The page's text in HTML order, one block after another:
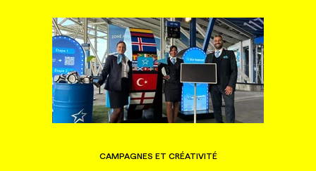
CAMPAGNES ET CRÉATIVITÉ